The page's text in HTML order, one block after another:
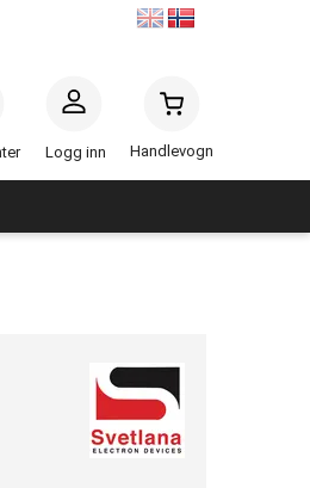
Logg inn Handlevogn